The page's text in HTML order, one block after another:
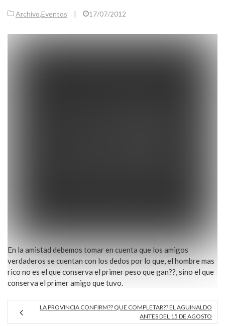
Archivo,Eventos | 17/07/2012
En la amistad debemos tomar en cuenta que los amigos
verdaderos se cuentan con los dedos por lo que, el hombre mas
rico no es el que conserva el primer peso que gan??, sino el que
conserva el primer amigo que tuvo.
LA PROVINCIA CONFIRM?? QUE COMPLETAR?? EL AGUINALDO
ANTES DEL 15 DE AGOSTO